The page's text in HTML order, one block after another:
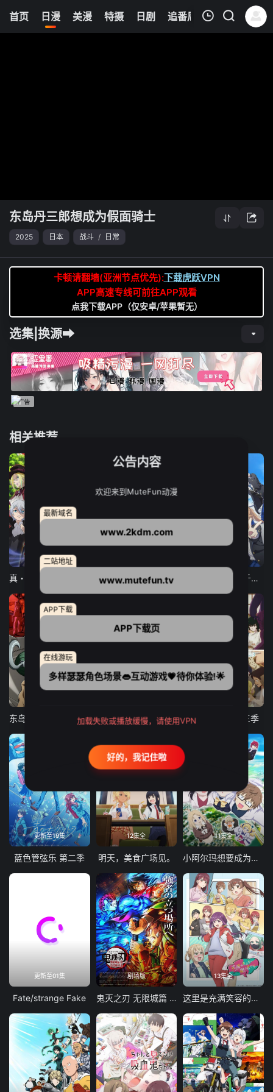
首页 日漫 美漫 特摄 日剧 追番周表 今日更新
6
东岛丹三郎想成为假面骑士
2025 日本 战斗 / 日常
卡顿请翻墙(亚洲节点优先):下载虎跃VPN
APP高速专线可前往APP观看
点我下载APP（仅安卓/苹果暂无）
选集|换源➡
相关推荐
12集全
东京猫猫 NEW～♡ 弹珠汽水瓶里的千岁同学
东岛丹三郎想成为假面骑士 古诺希亚 致不灭的你 第三季
更新至19集
蓝色管弦乐 第二季
12集全
明天，美食广场见。
11集全
小阿尔玛想要成为家人
更新至01集
Fate/strange Fake
剧场版
鬼灭之刃 无限城篇 第一章 猗窝座再袭
13集全
这里是充满笑容的职场。
公告内容
欢迎来到MuteFun动漫
最新域名
www.2kdm.com
二站地址
www.mutefun.tv
APP下载
APP下载页
在线游玩
多样瑟瑟角色场景👄互动游戏💗待你体验!🌟
加载失败或播放缓慢，请使用VPN
好的，我记住啦